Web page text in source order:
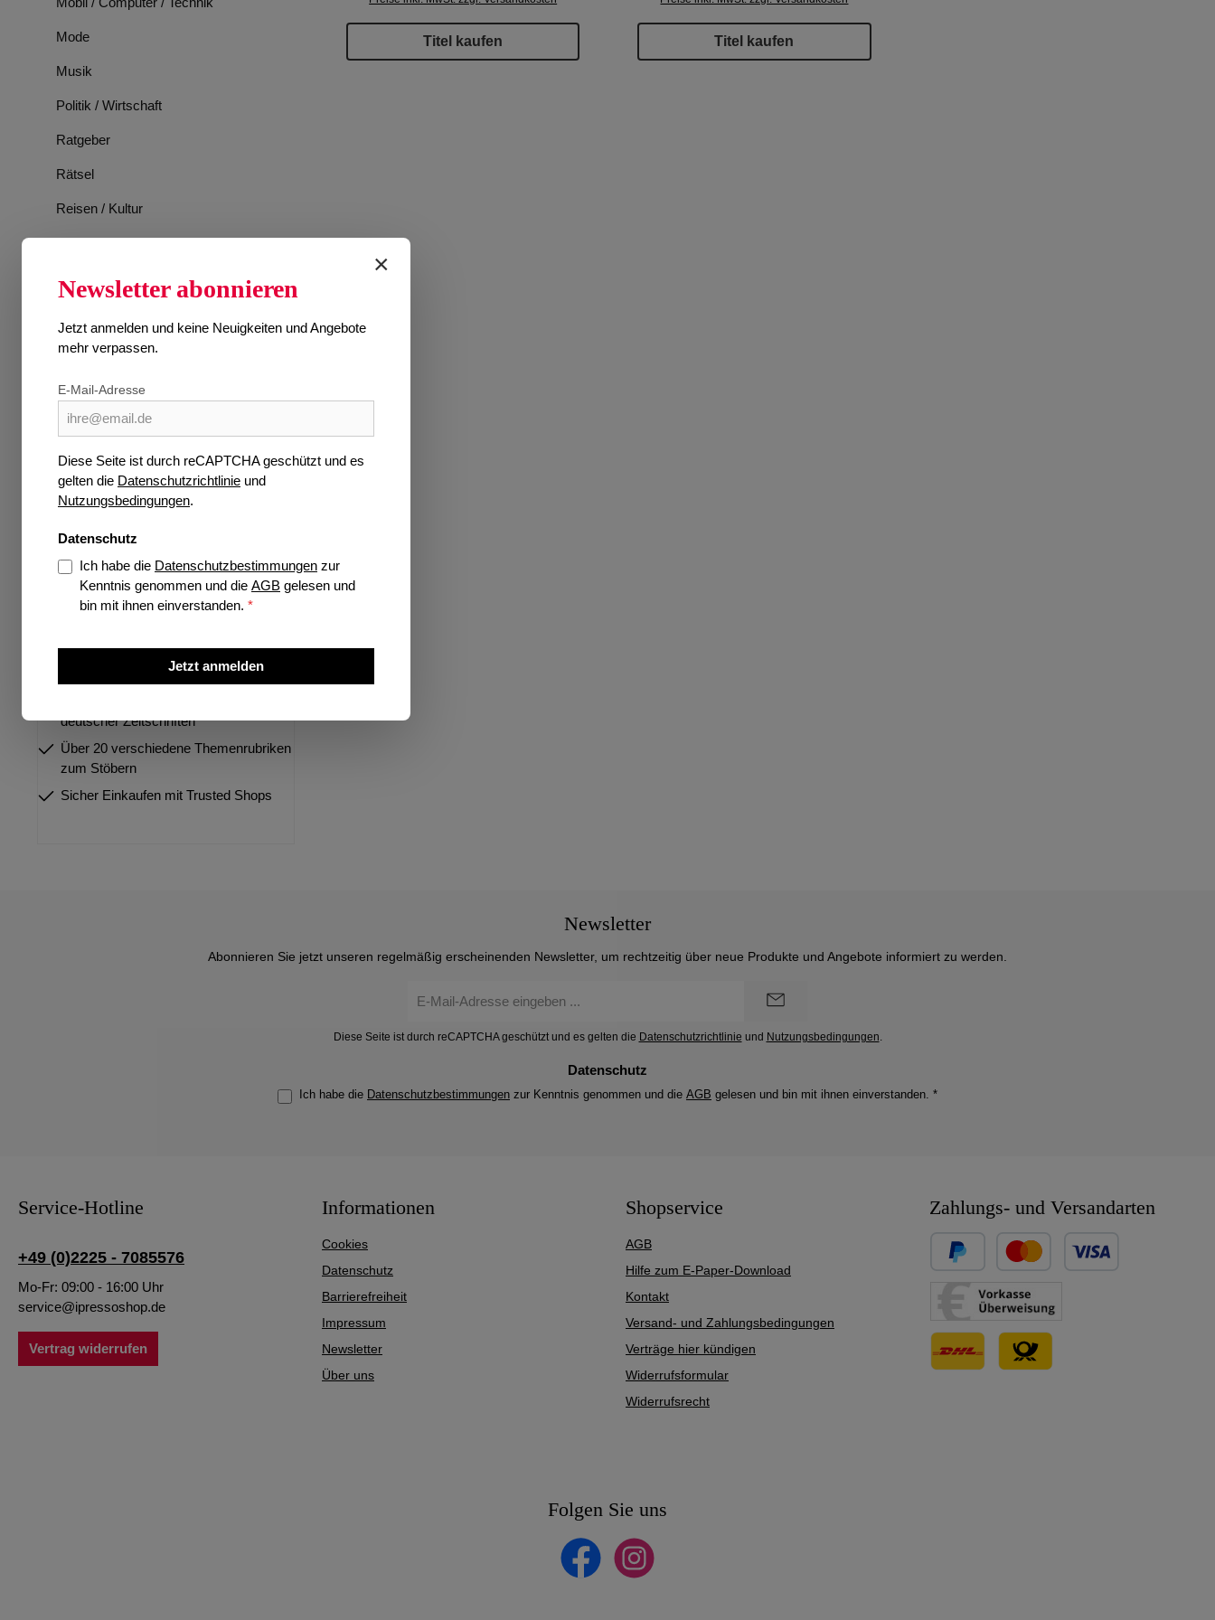
Mode
Musik
Politik / Wirtschaft
Ratgeber
Rätsel
Reisen / Kultur
Romane
Tiere
Wissen
Jetzt vorbestellen
und internationale Zeitschriften
deutscher Zeitschriften
Über 20 verschiedene Themenrubriken
zum Stöbern
Sicher Einkaufen mit Trusted Shops
Titel kaufen Titel kaufen
Newsletter
Abonnieren Sie jetzt unseren regelmäßig erscheinenden Newsletter, um rechtzeitig über neue Produkte und Angebote informiert zu werden.
Mail-
Diese Seite ist durch reCAPTCHA geschützt und es gelten die Datenschutzrichtlinie und Nutzungsbedingungen
Datenschutz
Ich habe die Datenschutzbestimmungen zur Kenntnis genommen und die AGB gelesen und bin mit ihnen einverstanden. *
Service-Hotline
+49 (0)2225 - 7085576
Mo-Fr: 09:00 - 16:00 Uhr
service@ipressoshop.de
Vertrag widerrufen
Informationen
Cookies
Datenschutz
Barrierefreiheit
Impressum
Newsletter
Über uns
Shopservice
AGB
Hilfe zum E-Paper-Download
Kontakt
Versand- und Zahlungsbedingungen
Verträge hier kündigen
Widerrufsformular
Widerrufsrecht
Zahlungs- und Versandarten
Benutzerdefiniertes Bild 1
Benutzerdefiniertes Bild 3
Folgen Sie uns
Facebook Instagram
×
Newsletter abonnieren
Jetzt anmelden und keine Neuigkeiten und Angebote
mehr verpassen.
E-Mail-Adresse
Diese Seite ist durch reCAPTCHA geschützt und es
gelten die Datenschutzrichtlinie und
Nutzungsbedingungen.
Datenschutz
Ich habe die Datenschutzbestimmungen zur
Kenntnis genommen und die AGB gelesen und
bin mit ihnen einverstanden. *
Jetzt anmelden